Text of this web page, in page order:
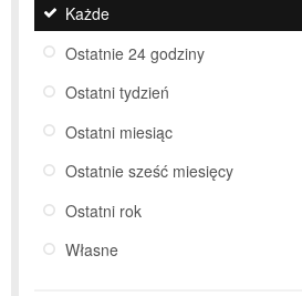
Każde
Ostatnie 24 godziny
Ostatni tydzień
Ostatni miesiąc
Ostatnie sześć miesięcy
Ostatni rok
Własne